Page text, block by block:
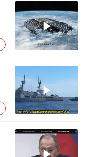
微信新功能：你可以“撤回”你的撤回
视频丨森林温泉、油菜花海、丹崖碧水……解锁各地夏日限定体验
四川宜宾地震网友称睡觉被摇醒
局